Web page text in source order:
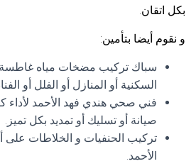
بكل اتقان.
و نقوم أيضا بتأمين:
سباك تركيب مضخات مياه
السكنية أو المنازل أو الفلل أو
فني صحي هندي فهد الأحمد لأداء
صيانة أو تسليك أو تمديد بكل تميز.
تركيب الحنفيات و الخلاطات
الأحمد.